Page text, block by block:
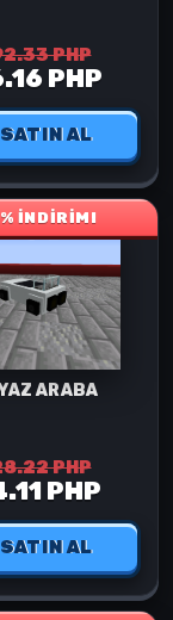
PHP
PHP
SATIN AL
İNDİRİM!
ARABA
PHP
PHP
SATIN AL